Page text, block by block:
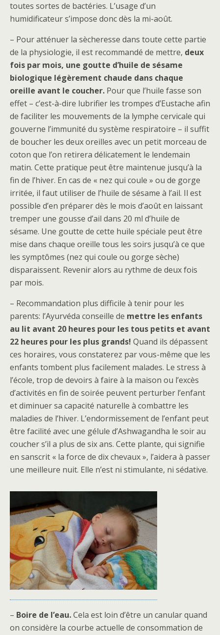
toutes sortes de bactéries. L’usage d’un
humidificateur s’impose donc dès la mi-août.
– Pour atténuer la sècheresse dans toute cette partie
de la physiologie, il est recommandé de mettre, deux
fois par mois, une goutte d’huile de sésame
biologique légèrement chaude dans chaque
oreille avant le coucher. Pour que l’huile fasse son
effet – c’est-à-dire lubrifier les trompes d’Eustache afin
de faciliter les mouvements de la lymphe cervicale qui
gouverne l’immunité du système respiratoire – il suffit
de boucher les deux oreilles avec un petit morceau de
coton que l’on retirera délicatement le lendemain
matin. Cette pratique peut être maintenue jusqu’à la
fin de l’hiver. En cas de « nez qui coule » ou de gorge
irritée, il faut utiliser de l’huile de sésame à l’ail. Il est
possible d’en préparer dès le mois d’août en laissant
tremper une gousse d’ail dans 20 ml d’huile de
sésame. Une goutte de cette huile spéciale peut être
mise dans chaque oreille tous les soirs jusqu’à ce que
les symptômes (nez qui coule ou gorge sèche)
disparaissent. Revenir alors au rythme de deux fois
par mois.
– Recommandation plus difficile à tenir pour les
parents: l’Ayurvéda conseille de mettre les enfants
au lit avant 20 heures pour les tous petits et avant
22 heures pour les plus grands! Quand ils dépassent
ces horaires, vous constaterez par vous-même que les
enfants tombent plus facilement malades. Le stress à
l’école, trop de devoirs à faire à la maison ou l’excès
d’activités en fin de soirée peuvent perturber l’enfant
et diminuer sa capacité naturelle à combattre les
maladies de l’hiver. L’endormissement de l’enfant peut
être facilité avec une gélule d’Ashwagandha le soir au
coucher s’il a plus de six ans. Cette plante, qui signifie
en sanscrit « la force de dix chevaux », l’aidera à passer
une meilleure nuit. Elle n’est ni stimulante, ni sédative.
– Boire de l’eau.Cela est loin d’être un canular quand
on considère la courbe actuelle de consommation de